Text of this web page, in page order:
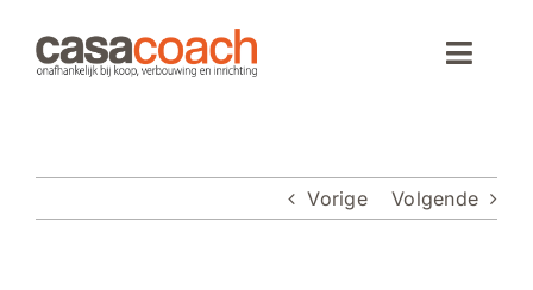
naar
inhoud
Toggle
Vorige Volgende